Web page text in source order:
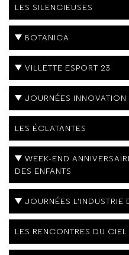
LES SILENCIEUSES
BOTANICA
VILLETTE ESPORT 23
JOURNÉES INNOVATION
LES ÉCLATANTES
WEEK-END
DES ENFANTS
JOURNÉES L'INDUSTRIE
LES RENCONTRES DU